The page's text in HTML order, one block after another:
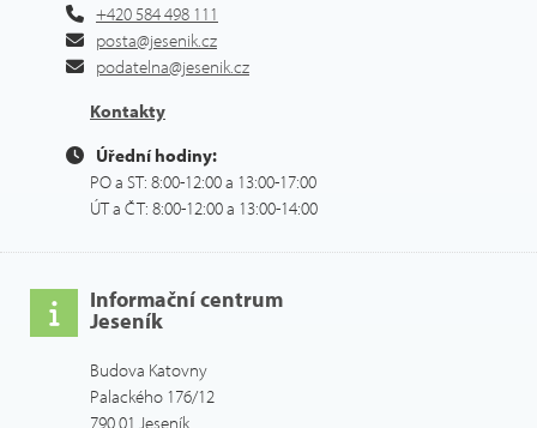
+420 584 498 111
posta@jesenik.cz
podatelna@jesenik.cz
Kontakty
Úřední hodiny:
PO a ST: 8:00-12:00 a 13:00-17:00
ÚT a ČT: 8:00-12:00 a 13:00-14:00
Informační centrum
Jeseník
Budova Katovny
Palackého 176/12
790 01 Jeseník